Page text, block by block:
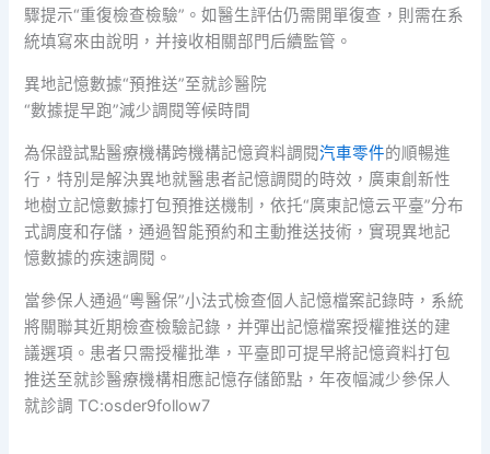
驟提示“重復檢查檢驗”。如醫生評估仍需開單復查，則需在系
統填寫來由說明，并接收相關部門后續監管。
異地記憶數據“預推送”至就診醫院
“數據提早跑”減少調閱等候時間
為保證試點醫療機構跨機構記憶資料調閱汽車零件的順暢進
行，特別是解決異地就醫患者記憶調閱的時效，廣東創新性
地樹立記憶數據打包預推送機制，依托“廣東記憶云平臺”分布
式調度和存儲，通過智能預約和主動推送技術，實現異地記
憶數據的疾速調閱。
當參保人通過“粵醫保”小法式檢查個人記憶檔案記錄時，系統
將關聯其近期檢查檢驗記錄，并彈出記憶檔案授權推送的建
議選項。患者只需授權批準，平臺即可提早將記憶資料打包
推送至就診醫療機構相應記憶存儲節點，年夜幅減少參保人
就診調 TC:osder9follow7